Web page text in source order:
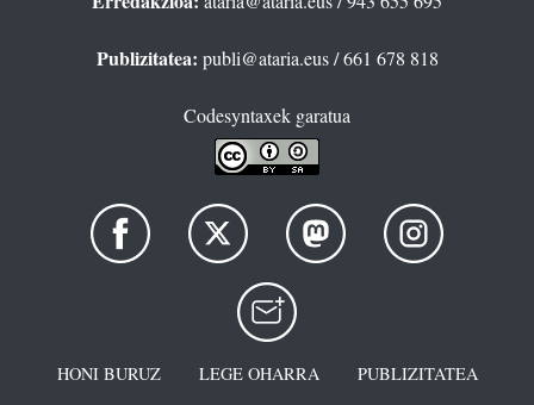
Publizitatea: publi@ataria.eus/ 661 678 818
Codesyntaxek garatua
HONI BURUZ LEGE OHARRA
PUBLIZITATEA